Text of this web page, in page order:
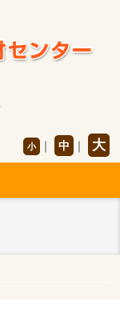
小 ｜ 中 ｜ 大